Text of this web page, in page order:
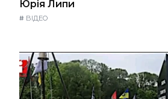
Юрія Липи
# ВІДЕО